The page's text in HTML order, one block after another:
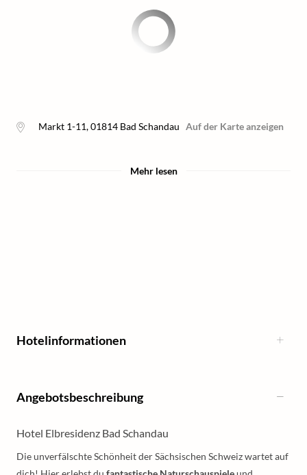
Markt 1-11,01814 Bad Schandau Auf der Karte anzeigen
Mehr lesen
Hotelinformationen
Angebotsbeschreibung
Hotel Elbresidenz Bad Schandau
Die unverfälschte Schönheit der Sächsischen Schweiz wartet auf